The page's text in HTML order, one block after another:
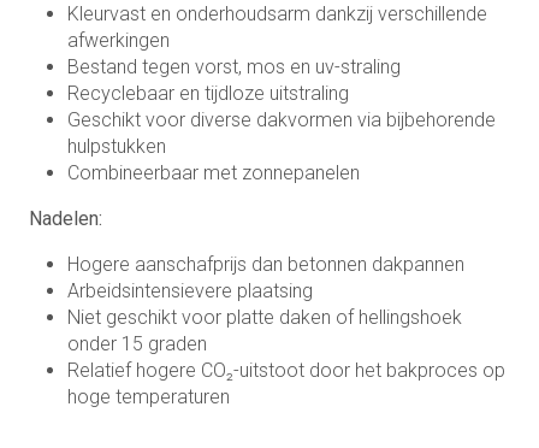
Kleurvast en onderhoudsarm dankzij verschillende
afwerkingen
Bestand tegen vorst, mos en uv-straling
Recyclebaar en tijdloze uitstraling
Geschikt voor diverse dakvormen via bijbehorende
hulpstukken
Combineerbaar met zonnepanelen
Nadelen:
Hogere aanschafprijs dan betonnen dakpannen
Arbeidsintensievere plaatsing
Niet geschikt voor platte daken of hellingshoek
onder 15 graden
Relatief hogere CO₂-uitstoot door het bakproces op
hoge temperaturen